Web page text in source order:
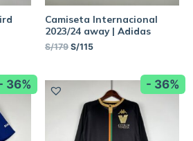
Camiseta Internacional
2023/24 away | Adidas
S/179 S/115
36% - 36%